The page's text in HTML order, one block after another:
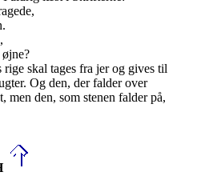
skal tages fra jer og gives til
Og den, der falder over
men den, som stenen falder på,